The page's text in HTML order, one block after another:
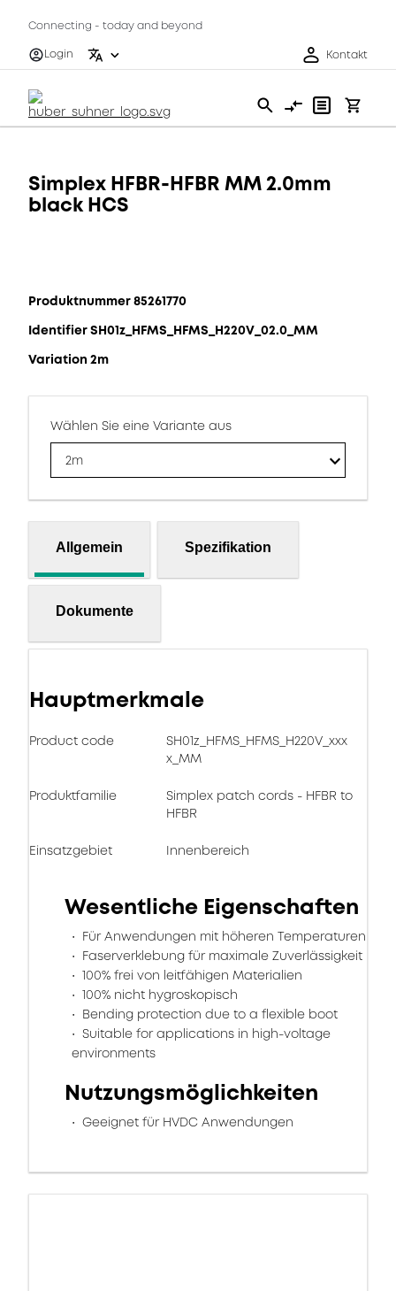
Connecting - today and beyond
Login
Kontakt
Simplex HFBR-HFBR MM 2.0mm
black HCS
Produktnummer 85261770
Identifier SH01z_HFMS_HFMS_H220V_02.0_MM
Variation 2m
Wählen Sie eine Variante aus
2m
Allgemein Spezifikation
Dokumente
Hauptmerkmale
Product code
SH01z_HFMS_HFMS_H220V_xxx
x_MM
Produktfamilie
Simplex patch cords - HFBR to
HFBR
Einsatzgebiet Innenbereich
Wesentliche Eigenschaften
Für Anwendungen mit höheren Temperaturen
Faserverklebung für maximale Zuverlässigkeit
100% frei von leitfähigen Materialien
100% nicht hygroskopisch
Bending protection due to a flexible boot
Suitable for applications in high-voltage
environments
Nutzungsmöglichkeiten
Geeignet für HVDC Anwendungen